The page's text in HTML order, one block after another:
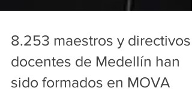
8.253 maestros y directivos